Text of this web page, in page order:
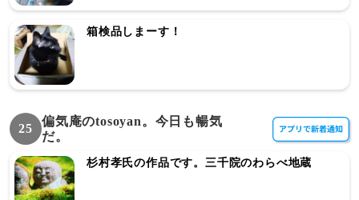
箱検品しまーす！
25
偏気庵のtosoyan。今日も暢気
だ。
杉村孝氏の作品です。三千院のわらべ地蔵